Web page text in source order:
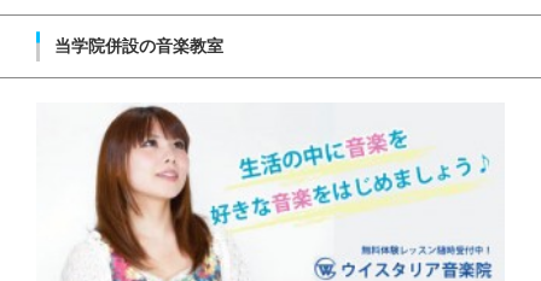
当学院併設の音楽教室